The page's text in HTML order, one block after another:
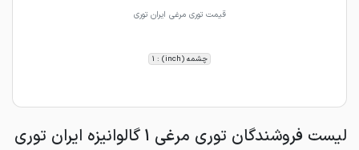
قیمت توری مرغی ایران توری
چشمه (inch) : 1
لیست فروشندگان توری مرغی 1 گالوانیزه ایران توری